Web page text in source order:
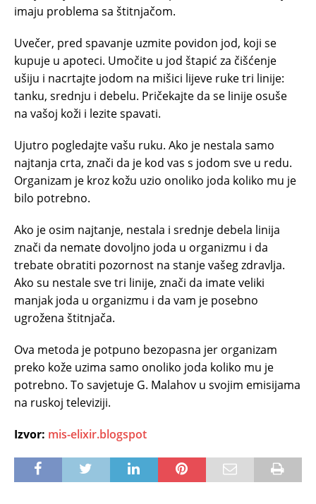
imaju problema sa štitnjačom.
Uvečer, pred spavanje uzmite povidon jod, koji se
kupuje u apoteci. Umočite u jod štapić za čišćenje
ušiju i nacrtajte jodom na mišici lijeve ruke tri linije:
tanku, srednju i debelu. Pričekajte da se linije osuše
na vašoj koži i lezite spavati.
Ujutro pogledajte vašu ruku. Ako je nestala samo
najtanja crta, znači da je kod vas s jodom sve u redu.
Organizam je kroz kožu uzio onoliko joda koliko mu je
bilo potrebno.
Ako je osim najtanje, nestala i srednje debela linija
znači da nemate dovoljno joda u organizmu i da
trebate obratiti pozornost na stanje vašeg zdravlja.
Ako su nestale sve tri linije, znači da imate veliki
manjak joda u organizmu i da vam je posebno
ugrožena štitnjača.
Ova metoda je potpuno bezopasna jer organizam
preko kože uzima samo onoliko joda koliko mu je
potrebno. To savjetuje G. Malahov u svojim emisijama
na ruskoj televiziji.
Izvor: mis-elixir.blogspot